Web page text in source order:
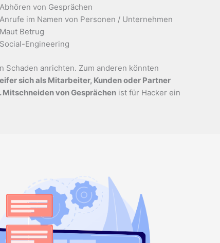
Abhören von Gesprächen
Anrufe im Namen von Personen / Unternehmen
Maut Betrug
Social-Engineering
anrichten. Zum anderen könnten
sich als Mitarbeiter, Kunden oder Partner
Mitschneiden von Gesprächen ist für Hacker ein